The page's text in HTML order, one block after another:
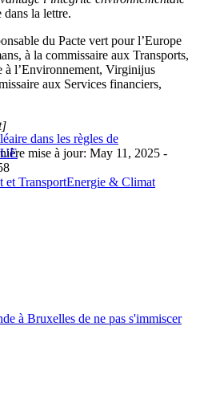
la lettre.
du Pacte vert pour l’Europe
à la commissaire aux Transports,
à l’Environnement, Virginijus
aux Services financiers,
dans les règles de
mise à jour: May 11, 2025 -
et TransportEnergie & Climat
à Bruxelles de ne pas s'immiscer